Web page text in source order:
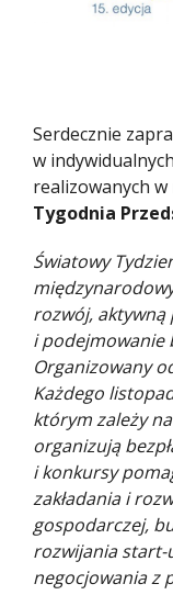
Serdecznie
w
realizowanych w
Tygodnia
Światowy
rozwój, aktywną
i podejmowanie
Organizowany
Każdego
którym zależy
organizują
i konkursy
zakładania i
gospodarczej,
rozwijania start-
negocjowania z